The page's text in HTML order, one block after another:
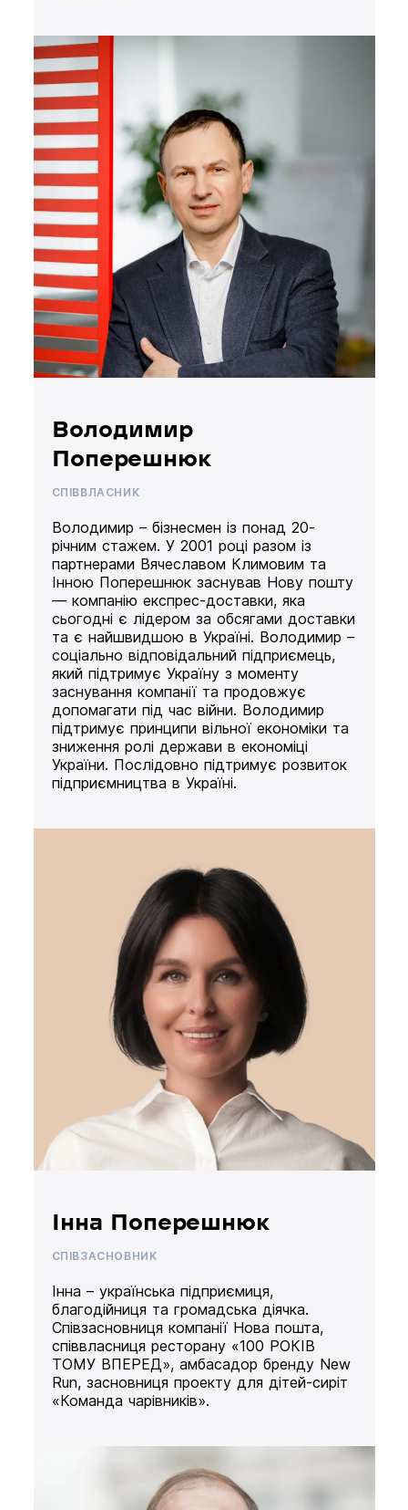
Володимир
Поперешнюк
СПІВВЛАСНИК
Володимир – бізнесмен із понад 20-
річним стажем. У 2001 році разом із
партнерами Вячеславом Климовим та
Інною Поперешнюк заснував Нову пошту
— компанію експрес-доставки, яка
сьогодні є лідером за обсягами доставки
та є найшвидшою в Україні. Володимир –
соціально відповідальний підприємець,
який підтримує Україну з моменту
заснування компанії та продовжує
допомагати під час війни. Володимир
підтримує принципи вільної економіки та
зниження ролі держави в економіці
України. Послідовно підтримує розвиток
підприємництва в Україні.
Інна Поперешнюк
СПІВЗАСНОВНИК
Інна – українська підприємиця,
благодійниця та громадська діячка.
Співзасновниця компанії Нова пошта,
співвласниця ресторану «100 РОКІВ
ТОМУ ВПЕРЕД», амбасадор бренду New
Run, засновниця проекту для дітей-сиріт
«Команда чарівників».